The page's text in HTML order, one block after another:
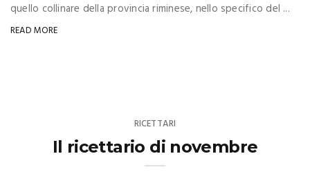
quello collinare della provincia riminese, nello specifico del ...
READ MORE
RICETTARI
Il ricettario di novembre